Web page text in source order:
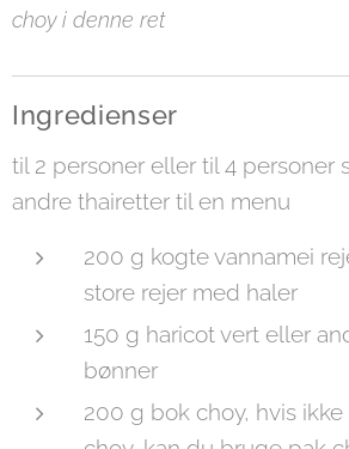
choy i denne ret
Ingredienser
til 2 personer eller til 4 personer
andre thairetter til en menu
200 g kogte vannamei
store rejer med haler
150 g haricot vert eller
bønner
200 g bok choy, hvis